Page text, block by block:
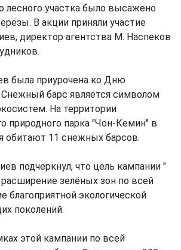
лесного участка было высажено
В акции приняли участие
директор агентства М. Наспеков
была приурочена ко Дню
Снежный барс является символом
На территории
природного парка "Чон-Кемин" в
обитают 11 снежных барсов.
подчеркнул, что цель кампании "
зелёных зон по всей
благоприятной экологической
поколений.
этой кампании по всей